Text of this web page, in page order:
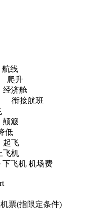
线
升
济舱
航班
簸
低
飞
飞机
下飞机 机场费
票(指限定条件)